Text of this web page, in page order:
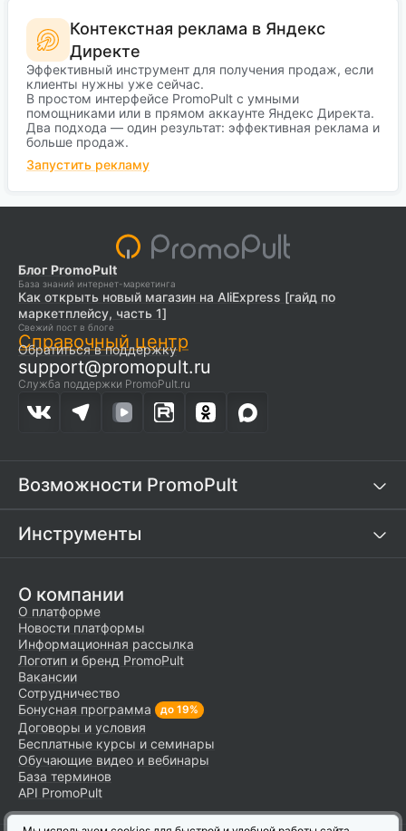
Контекстная реклама в Яндекс
Директе
Эффективный инструмент для получения продаж, если
клиенты нужны уже сейчас.
В простом интерфейсе PromoPult с умными
помощниками или в прямом аккаунте Яндекс Директа.
Два подхода — один результат: эффективная реклама и
больше продаж.
Запустить рекламу
Блог PromoPult
База знаний интернет-маркетинга
Как открыть новый магазин на AliExpress [гайд по
маркетплейсу, часть 1]
Свежий пост в блоге
Справочный центр
Обратиться в поддержку
support@promopult.ru
Служба поддержки PromoPult.ru
Возможности PromoPult
Инструменты
О компании
О платформе
Новости платформы
Информационная рассылка
Логотип и бренд PromoPult
Вакансии
Сотрудничество
Бонусная программа
до 19%
Договоры и условия
Бесплатные курсы и семинары
Обучающие видео и вебинары
База терминов
API PromoPult